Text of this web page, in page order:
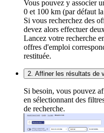
Vous pouvez y associer
0 et 100 km (par défaut
Si vous recherchez des
devez alors effectuer
Lancez votre recherche
offres d'emploi
restituée.
2. Affiner les résultats de
Si besoin, vous pouvez
en sélectionnant des
de recherche.